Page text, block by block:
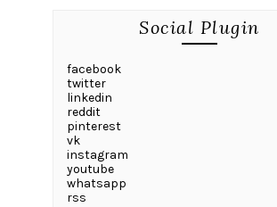
Social Plugin
facebook
twitter
linkedin
reddit
pinterest
vk
instagram
youtube
whatsapp
rss